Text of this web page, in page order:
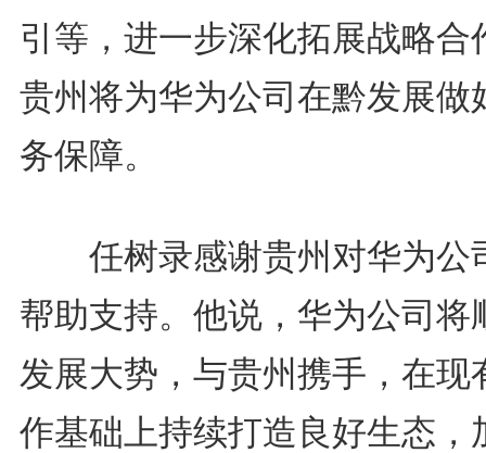
引等，进一步深化拓展战略合
贵州将为华为公司在黔发展做
务保障。
任树录感谢贵州对华为公
帮助支持。他说，华为公司将
发展大势，与贵州携手，在现
作基础上持续打造良好生态，